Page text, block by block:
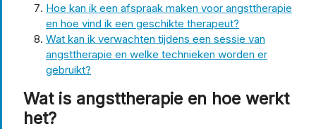
Hoe kan ik een afspraak maken voor angsttherapie
en hoe vind ik een geschikte therapeut?
Wat kan ik verwachten tijdens een sessie van
angsttherapie en welke technieken worden er
gebruikt?
Wat is angsttherapie en hoe werkt
het?